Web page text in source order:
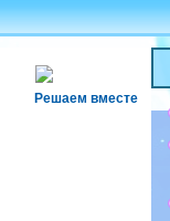
Решаем вместе